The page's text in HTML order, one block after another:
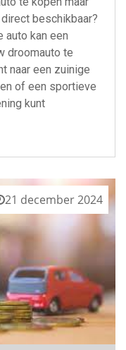
beschikbaar?
auto kan een
droomauto te
naar een zuinige
of een sportieve
kunt
21 december 2024